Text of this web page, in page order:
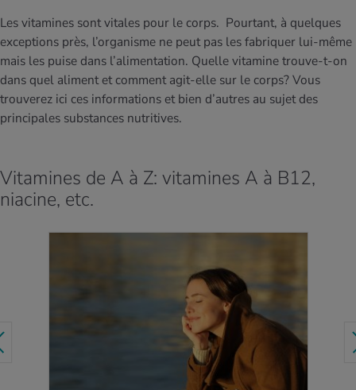
et intolérances
Calculateur d’IMC
Calculez votre besoin en calories
d’hiver
ACTUELS DANS LE DOMAINE MOUVEMENT
Course & Jogging
au quotidien
de relaxation
ACTUELS DANS LE DOMAINE RELAXATION
Détente active
médical
spécialisée
des femmes
Réduire la tension artérielle
Douleurs nerveuses
Offres
Tool, test et quiz
Les vitamines sont vitales pour le corps. Pourtant, à quelques
exceptions près, l’organisme ne peut pas les fabriquer lui-même
mais les puise dans l’alimentation. Quelle vitamine trouve-t-on
dans quel aliment et comment agit-elle sur le corps? Vous
trouverez ici ces informations et bien d’autres au sujet des
principales substances nutritives.
Vitamines de A à Z: vitamines A à B12,
niacine, etc.
EN SAVOIR PLUS